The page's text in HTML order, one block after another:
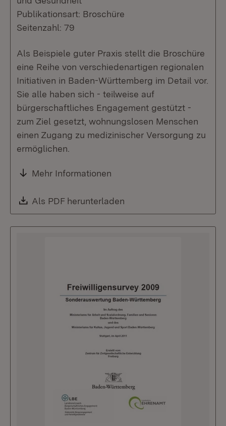
Publikationsart: Broschüre
Seitenzahl: 79
Als Beispiele guter Praxis stellt die Broschüre
eine Reihe von verschiedenartigen regionalen
Initiativen in Baden-Württemberg im Detail vor.
Sie alle haben sich - teilweise auf
bürgerschaftliches Engagement gestützt -
zum Ziel gesetzt, wohnungslosen Menschen
einen Zugang zu medizinischer Versorgung zu
ermöglichen.
Mehr Informationen
Download:
Als PDF herunterladen